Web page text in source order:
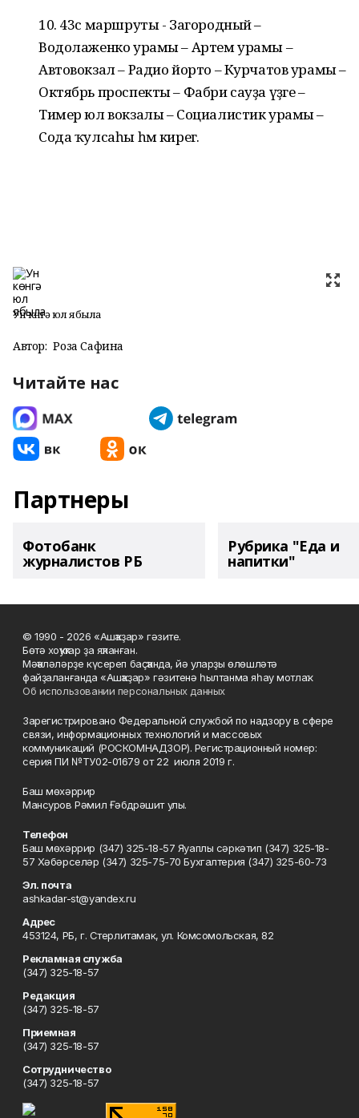
10. 43с маршруты - Загородный –
Водолаженко урамы – Артем урамы –
Автовокзал – Радио йорто – Курчатов урамы –
Октябрь проспекты – Фабри сауҙа үҙәге –
Тимер юл вокзалы – Социалистик урамы –
Сода ҡулсаһы һәм кирегә.
Ун көнгә юл ябыла
Автор: Роза Сафина
Читайте нас
Партнеры
Фотобанк
журналистов РБ
Рубрика "Еда и
напитки"
© 1990 - 2026 «Ашҡаҙар» гәзите.
Бөтә хоҡуҡтар ҙа яҡланған.
Мәҡәләләрҙе күсереп баҫҡанда, йә уларҙы өлөшләтә
файҙаланғанда «Ашҡаҙар» гәзитенә һылтанма яһау мотлаҡ.
Об использовании персональных данных
Зарегистрировано Федеральной службой по надзору в сфере
связи, информационных технологий и массовых
коммуникаций (РОСКОМНАДЗОР). Регистрационный номер:
серия ПИ №ТУ02-01679 от 22 июля 2019 г.
Баш мөхәррир
Мансуров Рәмил Ғәбдрәшит улы.
Телефон
Баш мөхәррир (347) 325-18-57 Яуаплы сәркәтип (347) 325-18-
57 Хәбәрселәр (347) 325-75-70 Бухгалтерия (347) 325-60-73
Эл. почта
ashkadar-st@yandex.ru
Адрес
453124, РБ, г. Стерлитамак, ул. Комсомольская, 82
Рекламная служба
(347) 325-18-57
Редакция
(347) 325-18-57
Приемная
(347) 325-18-57
Сотрудничество
(347) 325-18-57